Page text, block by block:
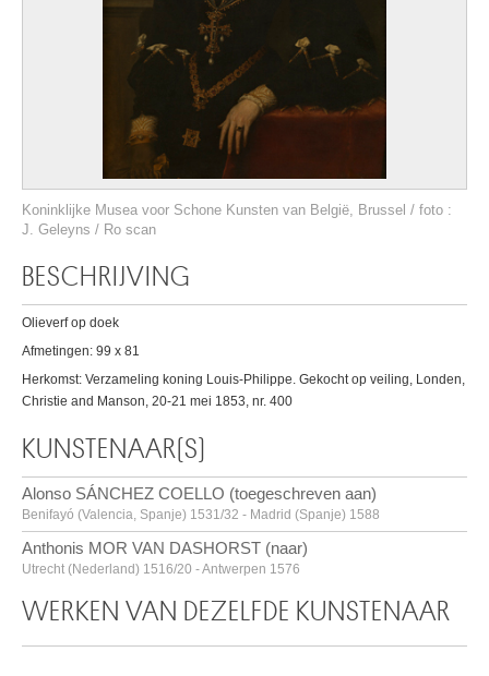
Koninklijke Musea voor Schone Kunsten van België, Brussel / foto :
J. Geleyns / Ro scan
BESCHRIJVING
Olieverf op doek
Afmetingen: 99 x 81
Herkomst: Verzameling koning Louis-Philippe. Gekocht op veiling, Londen,
Christie and Manson, 20-21 mei 1853, nr. 400
KUNSTENAAR(S)
Alonso SÁNCHEZ COELLO (toegeschreven aan)
Benifayó (Valencia, Spanje) 1531/32 - Madrid (Spanje) 1588
Anthonis MOR VAN DASHORST (naar)
Utrecht (Nederland) 1516/20 - Antwerpen 1576
WERKEN VAN DEZELFDE KUNSTENAAR